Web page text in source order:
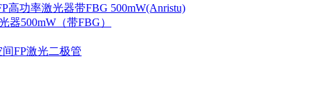
高功率激光器带FBG 500mW(Anristu)
器500mW（带FBG）
间FP激光二极管